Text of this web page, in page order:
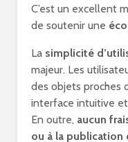
C’est un excellent
de soutenir une
La simplicité
majeur. Les
des objets proches
interface intuitive
En outre, aucun
ou à la publication